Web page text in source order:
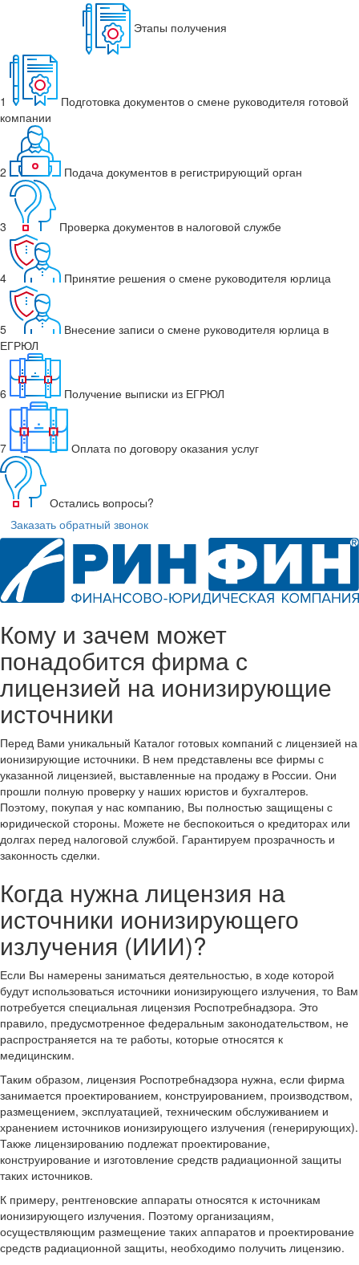
Этапы получения
1
Подготовка документов о смене руководителя готовой
компании
2 Подача документов в регистрирующий орган
3 Проверка документов в налоговой службе
4 Принятие решения о смене руководителя юрлица
5
Внесение записи о смене руководителя юрлица в
ЕГРЮЛ
6 Получение выписки из ЕГРЮЛ
7 Оплата по договору оказания услуг
Остались вопросы?
Заказать обратный звонок
Кому и зачем может
понадобится фирма с
лицензией на ионизирующие
источники
Перед Вами уникальный Каталог готовых компаний с лицензией на
ионизирующие источники. В нем представлены все фирмы с
указанной лицензией, выставленные на продажу в России. Они
прошли полную проверку у наших юристов и бухгалтеров.
Поэтому, покупая у нас компанию, Вы полностью защищены с
юридической стороны. Можете не беспокоиться о кредиторах или
долгах перед налоговой службой. Гарантируем прозрачность и
законность сделки.
Когда нужна лицензия на
источники ионизирующего
излучения (ИИИ)?
Если Вы намерены заниматься деятельностью, в ходе которой
будут использоваться источники ионизирующего излучения, то Вам
потребуется специальная лицензия Роспотребнадзора. Это
правило, предусмотренное федеральным законодательством, не
распространяется на те работы, которые относятся к
медицинским.
Таким образом, лицензия Роспотребнадзора нужна, если фирма
занимается проектированием, конструированием, производством,
размещением, эксплуатацией, техническим обслуживанием и
хранением источников ионизирующего излучения (генерирующих).
Также лицензированию подлежат проектирование,
конструирование и изготовление средств радиационной защиты
таких источников.
К примеру, рентгеновские аппараты относятся к источникам
ионизирующего излучения. Поэтому организациям,
осуществляющим размещение таких аппаратов и проектирование
средств радиационной защиты, необходимо получить лицензию.